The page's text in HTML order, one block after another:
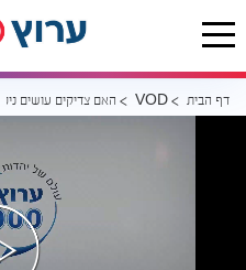
דף הבית VOD האם צדיקים עושים